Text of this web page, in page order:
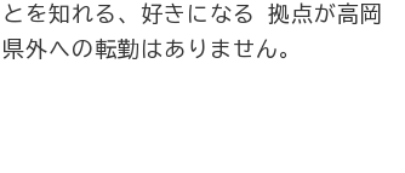
を知れる、好きになる 拠点が高岡
外への転勤はありません。